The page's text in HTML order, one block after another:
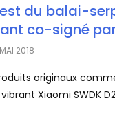
du balai-
co-signé
2018
originaux
Xiaomi SWDK